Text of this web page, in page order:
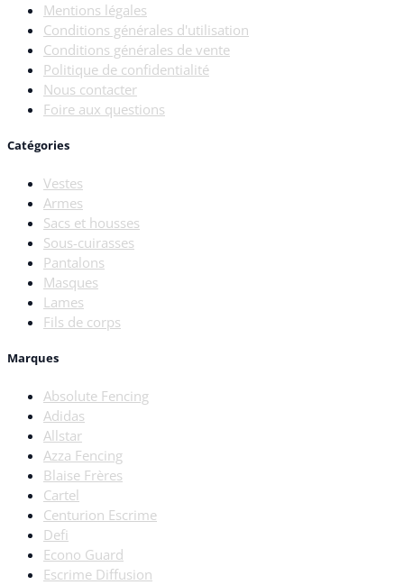
Mentions légales
Conditions générales d'utilisation
Conditions générales de vente
Politique de confidentialité
Nous contacter
Foire aux questions
Catégories
Vestes
Armes
Sacs et housses
Sous-cuirasses
Pantalons
Masques
Lames
Fils de corps
Marques
Absolute Fencing
Adidas
Allstar
Azza Fencing
Blaise Frères
Cartel
Centurion Escrime
Defi
Econo Guard
Escrime Diffusion